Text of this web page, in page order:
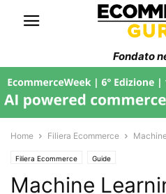
Fondato
Home Filiera Ecommerce
Filiera Ecommerce Guide
Machine